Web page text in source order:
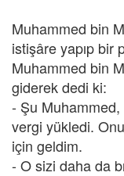
Muhammed bin
istişâre yapıp bir
Muhammed bin
giderek dedi ki:
- Şu
vergi yükledi.
için geldim.
- O sizi daha da